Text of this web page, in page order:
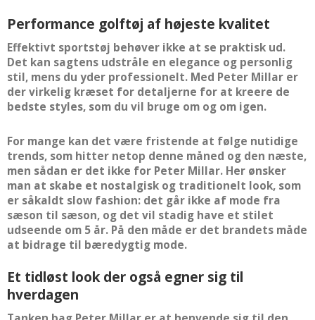
Performance golftøj af højeste kvalitet
Effektivt sportstøj behøver ikke at se praktisk ud.
Det kan sagtens udstråle en elegance og personlig
stil, mens du yder professionelt. Med Peter Millar er
der virkelig kræset for detaljerne for at kreere de
bedste styles, som du vil bruge om og om igen.
For mange kan det være fristende at følge nutidige
trends, som hitter netop denne måned og den næste,
men sådan er det ikke for Peter Millar. Her ønsker
man at skabe et nostalgisk og traditionelt look, som
er såkaldt slow fashion: det går ikke af mode fra
sæson til sæson, og det vil stadig have et stilet
udseende om 5 år. På den måde er det brandets måde
at bidrage til bæredygtig mode.
Et tidløst look der også egner sig til
hverdagen